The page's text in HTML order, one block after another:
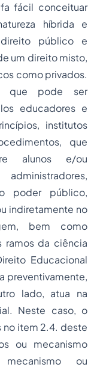
fácil conceituar
híbrida e
público e
um direito misto,
como privados.
que pode ser
educadores e
institutos
que
alunos e/ou
poder público,
indiretamente no
bem como
ramos da ciência
Educacional
preventivamente,
lado, atua na
Neste caso, o
no item 2.4. deste
ou mecanismo
ou